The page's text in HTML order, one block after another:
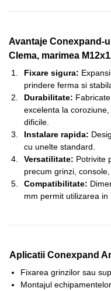
Avantaje Conexpand-
Clema, marimea
Fixare sigura:
prindere ferma si
Durabilitate:
excelenta la
dificile.
Instalare rapida:
cu unelte standard.
Versatilitate: Potrivite
precum grinzi,
Compatibilitate:
mm permit utilizarea in
Aplicatii Conexpand
Fixarea grinzilor sau
Montajul